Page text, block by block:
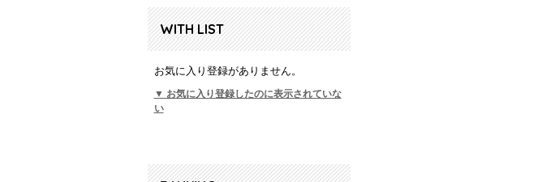
WITH LIST
お気に入り登録がありません。
▼ お気に入り登録したのに表示されていな
い